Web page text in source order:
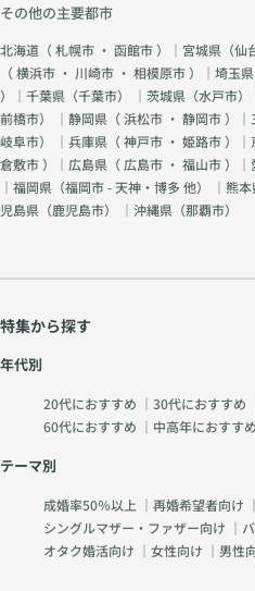
その他の主要都市
北海道（札幌市 ・ 函館市）｜宮城県（仙
（横浜市 ・ 川崎市 ・ 相模原市）｜埼玉
）｜千葉県（千葉市） ｜茨城県（水戸市）
前橋市） ｜静岡県（浜松市 ・ 静岡市）｜
岐阜市） ｜兵庫県（神戸市 ・ 姫路市）｜
倉敷市）｜広島県（ 広島市 ・ 福山市）｜
｜福岡県（福岡市 - 天神・博多 他） ｜熊
児島県（鹿児島市） ｜沖縄県（那覇市）
特集から探す
年代別
20代におすすめ ｜ 30代におすすめ
60代におすすめ ｜ 中高年におすすめ
テーマ別
成婚率50％以上 ｜ 再婚希望者向け ｜
シングルマザー・ファザー向け ｜
オタク婚活向け ｜ 女性向け ｜ 男性